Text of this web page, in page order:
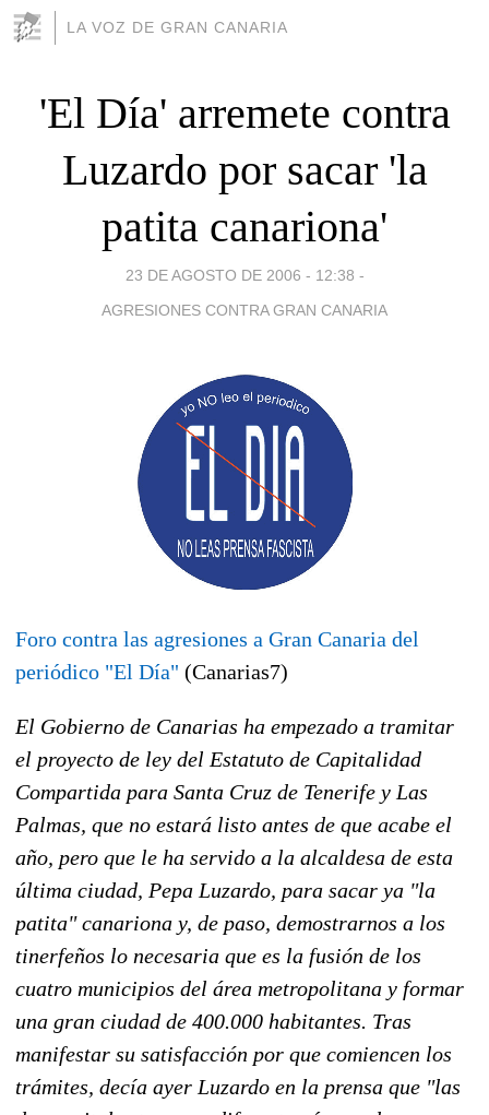
LA VOZ DE GRAN CANARIA
'El Día' arremete contra
Luzardo por sacar 'la
patita canariona'
23 DE AGOSTO DE 2006 - 12:38 -
AGRESIONES CONTRA GRAN CANARIA
Foro contra las agresiones a Gran Canaria del
periódico "El Día" (Canarias7)
El Gobierno de Canarias ha empezado a tramitar
el proyecto de ley del Estatuto de Capitalidad
Compartida para Santa Cruz de Tenerife y Las
Palmas, que no estará listo antes de que acabe el
año, pero que le ha servido a la alcaldesa de esta
última ciudad, Pepa Luzardo, para sacar ya "la
patita" canariona y, de paso, demostrarnos a los
tinerfeños lo necesaria que es la fusión de los
cuatro municipios del área metropolitana y formar
una gran ciudad de 400.000 habitantes. Tras
manifestar su satisfacción por que comiencen los
trámites, decía ayer Luzardo en la prensa que "las